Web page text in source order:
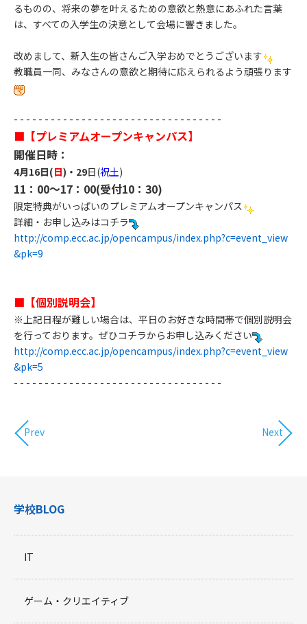
るものの、将来の夢を叶えるための意欲と熱意にあふれた言葉
は、すべての入学生の決意として会場に響きました。
改めまして、新入生の皆さんご入学おめでとうございます
教職員一同、みなさんの意欲と期待に応えられるよう頑張ります
- - - - - - - - - - - - - - - - - - - - - - - - - - - - - - - - - -
■【プレミアムオープンキャンパス】
開催日時：
4月16日(日)・29日(祝土)
11：00～17：00(受付10：30)
限定特典がいっぱいのプレミアムオープンキャンパス
詳細・お申し込みはコチラ
http://comp.ecc.ac.jp/opencampus/index.php?c=event_view
&pk=9​
■【個別説明会】
※上記日程が難しい場合は、平日のお好きな時間帯で個別説明会
を行っております。ぜひコチラからお申し込みください
http://comp.ecc.ac.jp/opencampus/index.php?c=event_view
&pk=5​
​- - - - - - - - - - - - - - - - - - - - - - - - - - - - - - - - - -
Prev Next
学校BLOG
IT
ゲーム・クリエイティブ